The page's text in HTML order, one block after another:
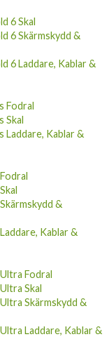
6 Skal
6 Skärmskydd &
6 Laddare, Kablar &
Fodral
Skal
Laddare, Kablar &
&
Kablar &
Fodral
Skal
Skärmskydd &
Laddare, Kablar &